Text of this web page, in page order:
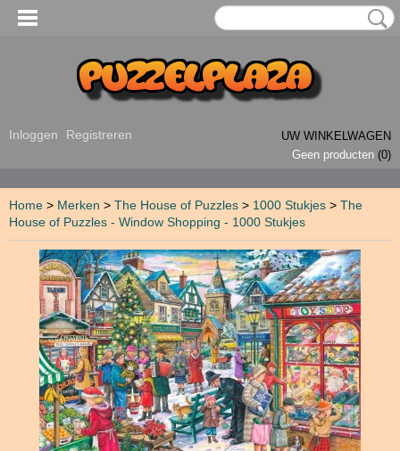
Inloggen Registreren
UW WINKELWAGEN
Geen producten (0)
Home > Merken > The House of Puzzles > 1000 Stukjes > The
House of Puzzles - Window Shopping - 1000 Stukjes